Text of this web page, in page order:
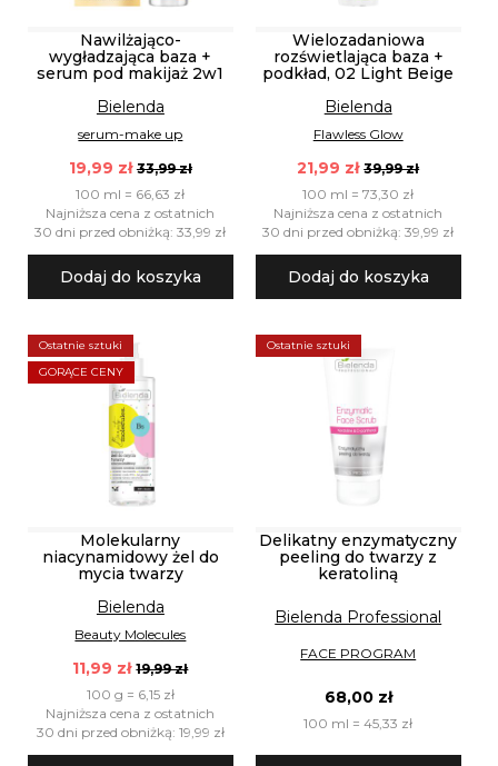
Nawilżająco-
wygładzająca baza +
serum pod makijaż 2w1
Bielenda
serum-make up
19,99 zł 33,99 zł
100 ml = 66,63 zł
Najniższa cena z ostatnich
30 dni przed obniżką: 33,99 zł
Dodaj do koszyka
Wielozadaniowa
rozświetlająca baza +
podkład, 02 Light Beige
Bielenda
Flawless Glow
21,99 zł 39,99 zł
100 ml = 73,30 zł
Najniższa cena z ostatnich
30 dni przed obniżką: 39,99 zł
Dodaj do koszyka
Ostatnie sztuki
GORĄCE CENY
Molekularny
niacynamidowy żel do
mycia twarzy
Bielenda
Beauty Molecules
11,99 zł 19,99 zł
100 g = 6,15 zł
Najniższa cena z ostatnich
30 dni przed obniżką: 19,99 zł
Ostatnie sztuki
Delikatny enzymatyczny
peeling do twarzy z
keratoliną
Bielenda Professional
FACE PROGRAM
68,00 zł
100 ml = 45,33 zł